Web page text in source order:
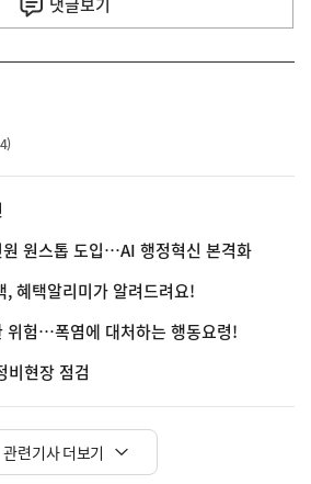
원 원스톱 도입…AI 행정혁신 본격화
, 혜택알리미가 알려드려요!
위험…폭염에 대처하는 행동요령!
비현장 점검
관련기사 더보기